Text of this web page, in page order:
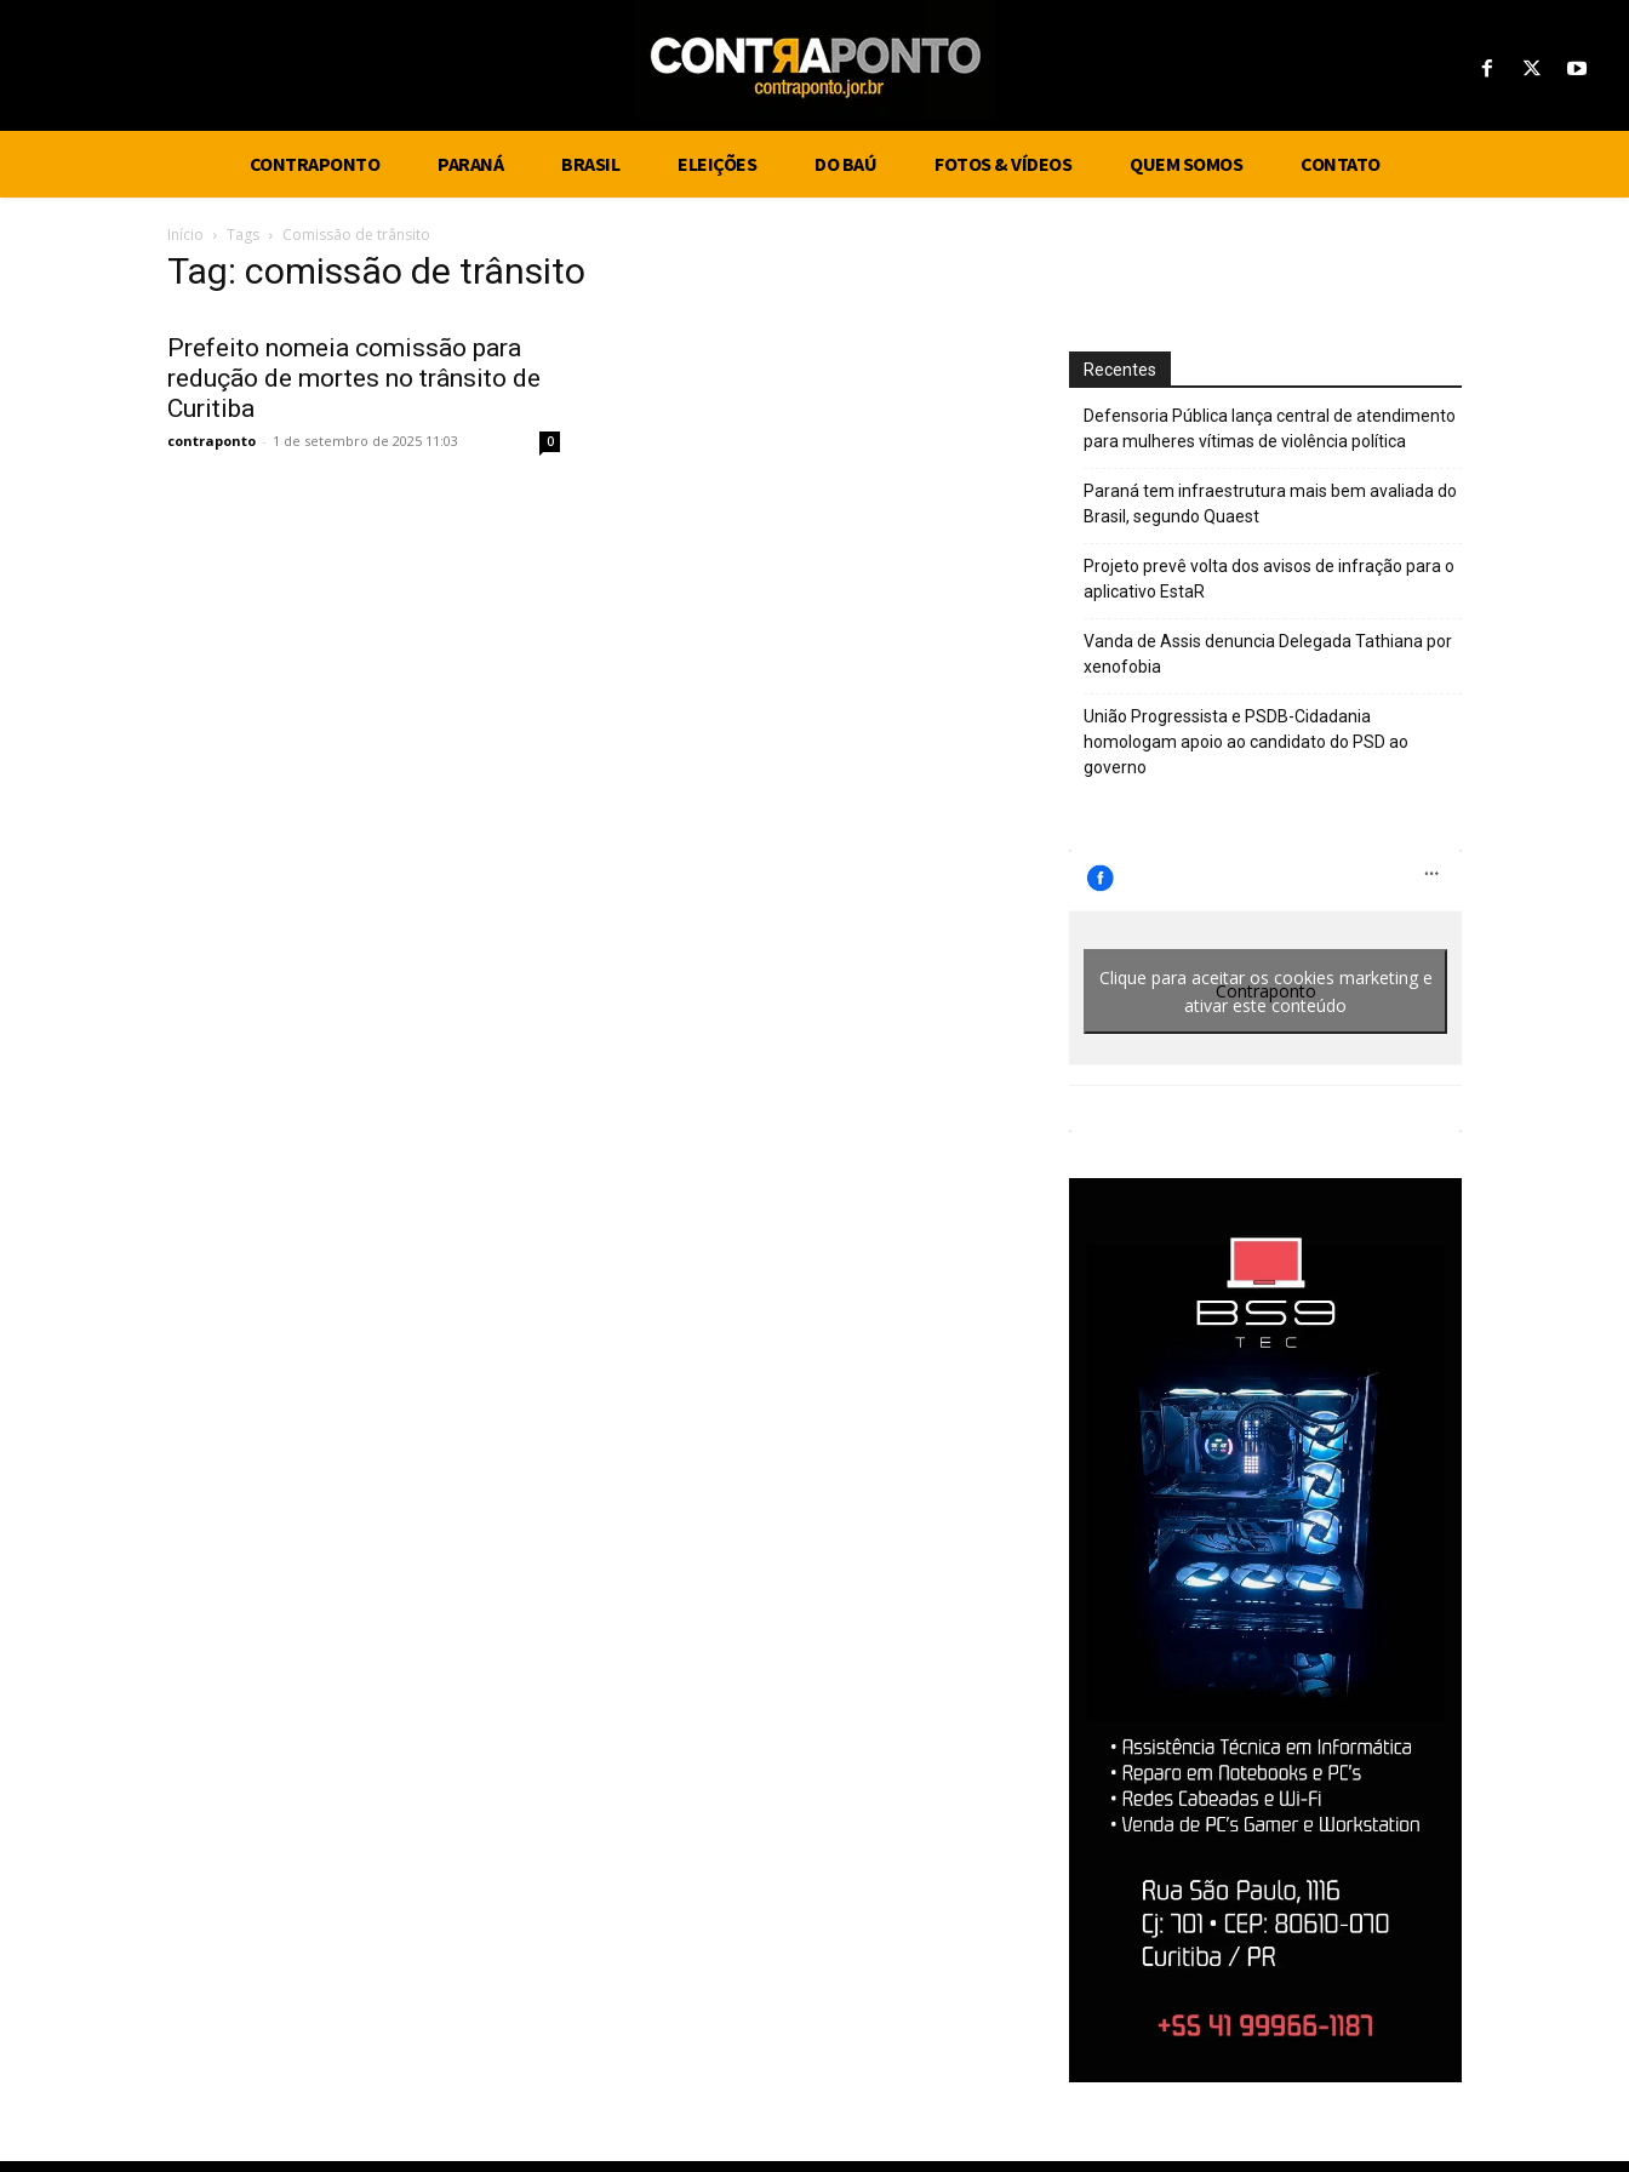
CONTRAPONTO PARANÁ BRASIL ELEIÇÕES DO BAÚ FOTOS & VÍDEOS QUEM SOMOS CONTATO
Início Tags Comissão de trânsito
Tag: comissão de trânsito
Prefeito nomeia comissão para
redução de mortes no trânsito de
Curitiba
contraponto - 1 de setembro de 2025 11:03 0
Recentes
Defensoria Pública lança central de atendimento
para mulheres vítimas de violência política
Paraná tem infraestrutura mais bem avaliada do
Brasil, segundo Quaest
Projeto prevê volta dos avisos de infração para o
aplicativo EstaR
Vanda de Assis denuncia Delegada Tathiana por
xenofobia
União Progressista e PSDB-Cidadania
homologam apoio ao candidato do PSD ao
governo
Contraponto
Clique para aceitar os cookies marketing e
ativar este conteúdo